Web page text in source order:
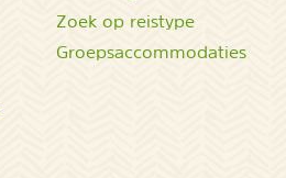
Zoek op reistype
Groepsaccommodaties